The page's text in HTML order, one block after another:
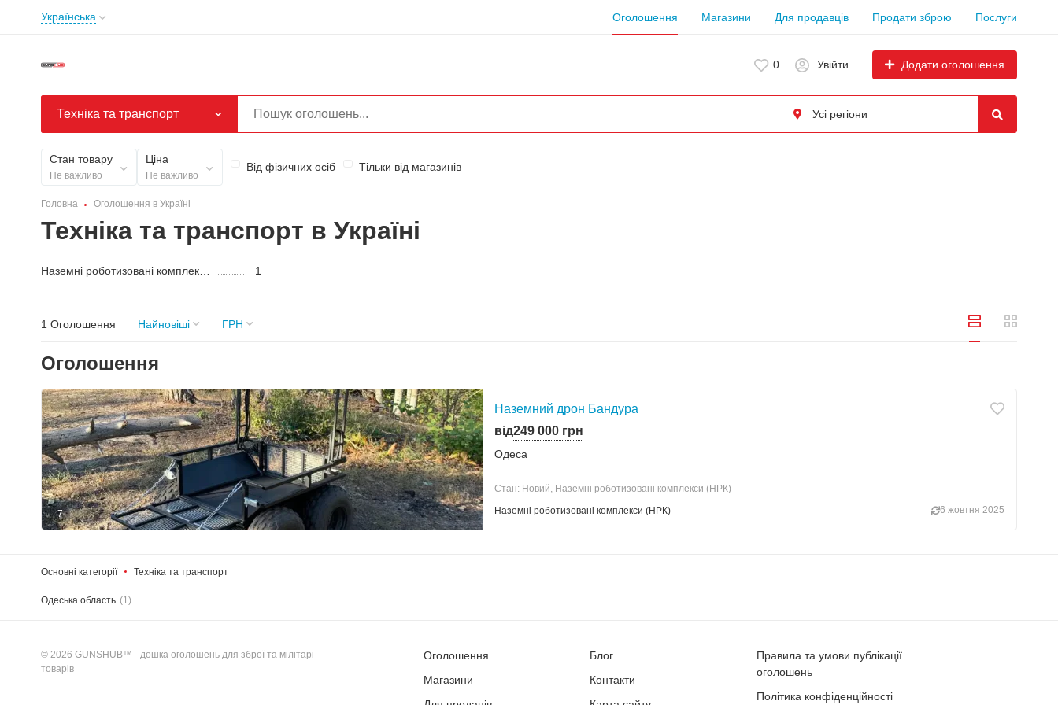
Українська Оголошення Магазини Для продавців Продати зброю Послуги
0 Увійти Додати оголошення
Техніка та транспорт
Стан товару
Не важливо
Ціна
Не важливо
Від фізичних осіб Тільки від магазинів
Головна Оголошення в Україні
Техніка та транспорт в Україні
1
1 Оголошення Найновіші ГРН
Оголошення
7
Наземний дрон Бандура
від249 000 грн
Одеса
Стан: Новий, Наземні роботизовані комплекси (НРК)
Наземні роботизовані комплекси (НРК)
6 жовтня 2025
Основні категорії Техніка та транспорт
Одеська область (1)
© 2026 GUNSHUB™ - дошка оголошень для зброї та мілітарі
товарів
Оголошення
Магазини
Блог
Контакти
Правила та умови публікації
оголошень
Політика конфіденційності